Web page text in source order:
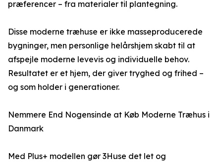
præferencer – fra materialer til plantegning.
Disse moderne træhuse er ikke masseproducerede
bygninger, men personlige helårshjem skabt til at
afspejle moderne levevis og individuelle behov.
Resultatet er et hjem, der giver tryghed og frihed –
og som holder i generationer.
Nemmere End Nogensinde at Køb Moderne Træhus i
Danmark
Med Plus+ modellen gør 3Huse det let og